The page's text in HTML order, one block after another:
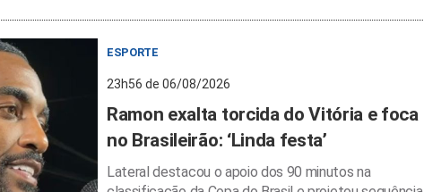
ESPORTE
23h56 de 06/08/2026
Ramon exalta torcida do Vitória e foca
no Brasileirão: ‘Linda festa’
Lateral destacou o apoio dos 90 minutos na